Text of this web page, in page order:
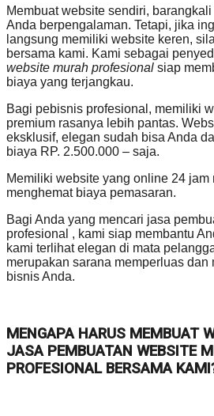
Membuat website sendiri,
Anda berpengalaman. Tetapi, jika
langsung memiliki website keren,
bersama kami. Kami sebagai
website murah profesional siap
biaya yang terjangkau.
Bagi pebisnis profesional, memiliki
premium rasanya lebih pantas.
eksklusif, elegan sudah bisa Anda
biaya RP. 2.500.000 – saja.
Memiliki website yang online 24 jam
menghemat biaya pemasaran.
Bagi Anda yang mencari jasa
profesional , kami siap membantu
kami terlihat elegan di mata
merupakan sarana memperluas dan
bisnis Anda.
MENGAPA HARUS MEMBUAT
JASA PEMBUATAN WEBSITE
PROFESIONAL BERSAMA